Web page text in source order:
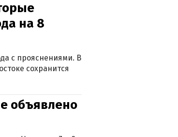
на 8
с прояснениями. В
сохранится
объявлено